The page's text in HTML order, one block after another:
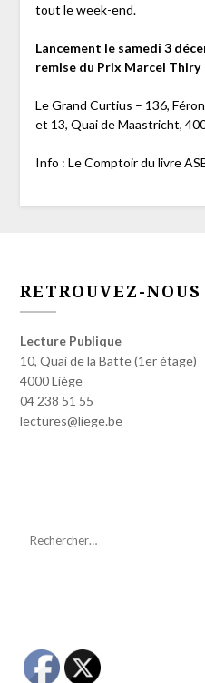
tout le week-end.
Lancement le samedi 3
remise du Prix Marcel Thiry
Le Grand Curtius – 136,
et 13, Quai de Maastricht,
Info : Le Comptoir du livre
RETROUVEZ-NOUS
Lecture Publique
10, Quai de la Batte (1er étage)
4000 Liège
04 238 51 55
lectures@liege.be